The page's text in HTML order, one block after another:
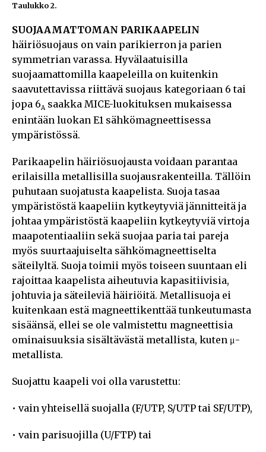
Taulukko 2.
SUOJAAMATTOMAN PARIKAAPELIN
häiriösuojaus on vain parikierron ja parien
symmetrian varassa. Hyvälaatuisilla
suojaamattomilla kaapeleilla on kuitenkin
saavutettavissa riittävä suojaus kategoriaan 6 tai
jopa 6A saakka MICE-luokituksen mukaisessa
enintään luokan E1 sähkömagneettisessa
ympäristössä.
Parikaapelin häiriösuojausta voidaan parantaa
erilaisilla metallisilla suojausrakenteilla. Tällöin
puhutaan suojatusta kaapelista. Suoja tasaa
ympäristöstä kaapeliin kytkeytyviä jännitteitä ja
johtaa ympäristöstä kaapeliin kytkeytyviä virtoja
maapotentiaaliin sekä suojaa paria tai pareja
myös suurtaajuiselta sähkömagneettiselta
säteilyltä. Suoja toimii myös toiseen suuntaan eli
rajoittaa kaapelista aiheutuvia kapasitiivisia,
johtuvia ja säteileviä häiriöitä. Metallisuoja ei
kuitenkaan estä magneettikenttää tunkeutumasta
sisäänsä, ellei se ole valmistettu magneettisia
ominaisuuksia sisältävästä metallista, kuten μ-
metallista.
Suojattu kaapeli voi olla varustettu:
• vain yhteisellä suojalla (F/UTP, S/UTP tai SF/UTP),
• vain parisuojilla (U/FTP) tai